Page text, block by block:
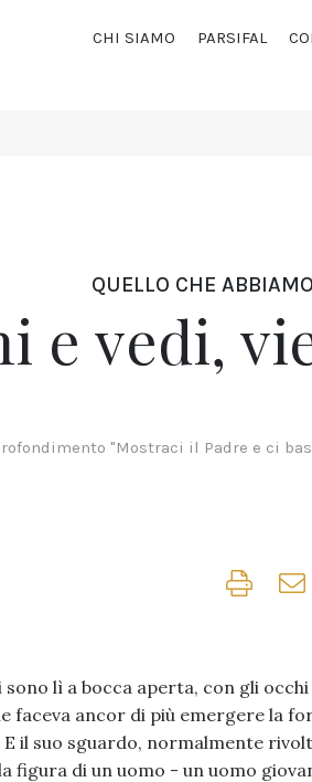
CHI SIAMO PARSIFAL
QUELLO CHE
e vedi,
"Mostraci il Padre e ci
lì a bocca aperta, con gli
faceva ancor di più emergere la
il suo sguardo, normalmente
figura di un uomo - un uomo